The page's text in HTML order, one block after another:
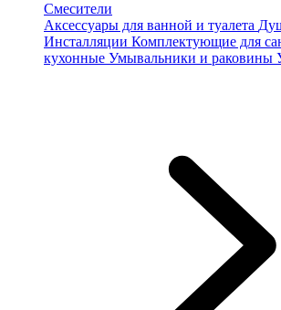
Смесители
Аксессуары для ванной и туалета
Инсталляции Комплектующие для
кухонные Умывальники и раковины